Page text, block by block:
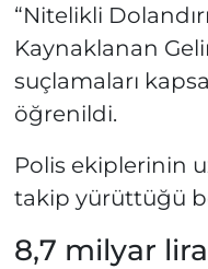
“Nitelikli
Kaynaklanan
suçlamaları
öğrenildi.
Polis ekiplerinin
takip yürüttüğü
8,7 milyar